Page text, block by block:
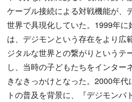
ケーブル接続による対戦機能が、
世界で具現化していた。1999年
は、デジモンという存在をより広
ジタルな世界との繋がりというテ
し、当時の子どもたちをインター
きなきっかけとなった。2000年
トの普及を背景に、『デジモンバ